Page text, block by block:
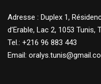
Adresse : Duplex 1,
d’Erable, Lac 2, 1053 Tunis,
Tel.: +216 96 883 443
Email: